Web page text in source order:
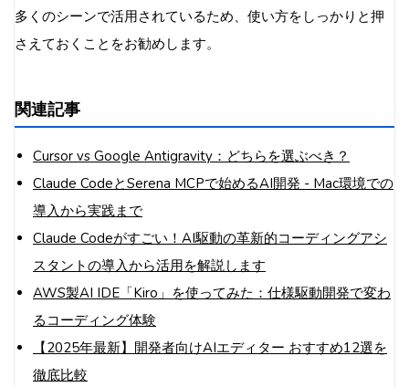
多くのシーンで活用されているため、使い方をしっかりと押
さえておくことをお勧めします。
関連記事
Cursor vs Google Antigravity：どちらを選ぶべき？
Claude CodeとSerena MCPで始めるAI開発 - Mac環境での
導入から実践まで
Claude Codeがすごい！AI駆動の革新的コーディングアシ
スタントの導入から活用を解説します
AWS製AI IDE「Kiro」を使ってみた：仕様駆動開発で変わ
るコーディング体験
【2025年最新】開発者向けAIエディター おすすめ12選を
徹底比較